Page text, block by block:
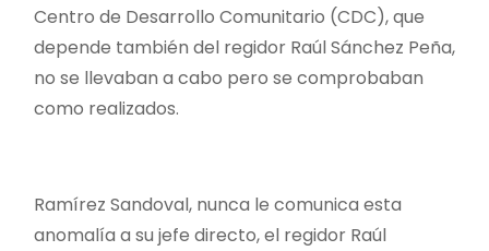
Centro de Desarrollo Comunitario (CDC), que
depende también del regidor Raúl Sánchez Peña,
no se llevaban a cabo pero se comprobaban
como realizados.
Ramírez Sandoval, nunca le comunica esta
anomalía a su jefe directo, el regidor Raúl